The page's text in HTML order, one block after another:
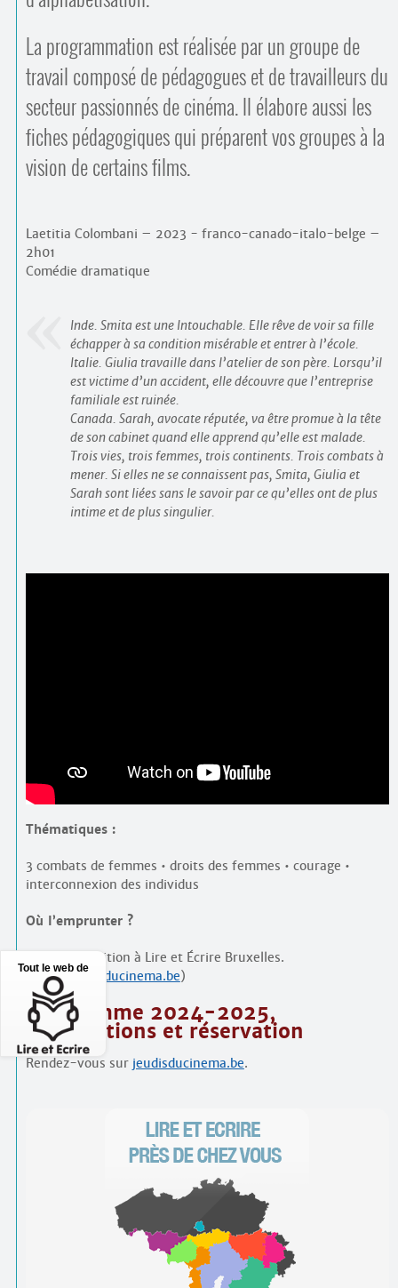
La programmation est réalisée par un groupe de
travail composé de pédagogues et de travailleurs du
secteur passionnés de cinéma. Il élabore aussi les
fiches pédagogiques qui préparent vos groupes à la
vision de certains films.
Laetitia Colombani – 2023 - franco-canado-italo-belge –
2h01
Comédie dramatique
Inde. Smita est une Intouchable. Elle rêve de voir sa fille
échapper à sa condition misérable et entrer à l’école.
Italie. Giulia travaille dans l’atelier de son père. Lorsqu’il
est victime d’un accident, elle découvre que l’entreprise
familiale est ruinée.
Canada. Sarah, avocate réputée, va être promue à la tête
de son cabinet quand elle apprend qu’elle est malade.
Trois vies, trois femmes, trois continents. Trois combats à
mener. Si elles ne se connaissent pas, Smita, Giulia et
Sarah sont liées sans le savoir par ce qu’elles ont de plus
intime et de plus singulier.
Thématiques :
3 combats de femmes • droits des femmes • courage •
interconnexion des individus
Où l’emprunter ?
DVD à disposition à Lire et Écrire Bruxelles.
(info@jeudisducinema.be)
Programme 2024-2025,
informations et réservation
Rendez-vous sur jeudisducinema.be.
Tout le web de